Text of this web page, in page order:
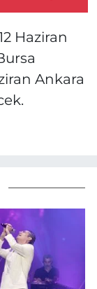
Haziran
Ankara